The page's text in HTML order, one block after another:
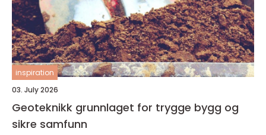
inspiration
03. July 2026
Geoteknikk grunnlaget for trygge bygg og
sikre samfunn